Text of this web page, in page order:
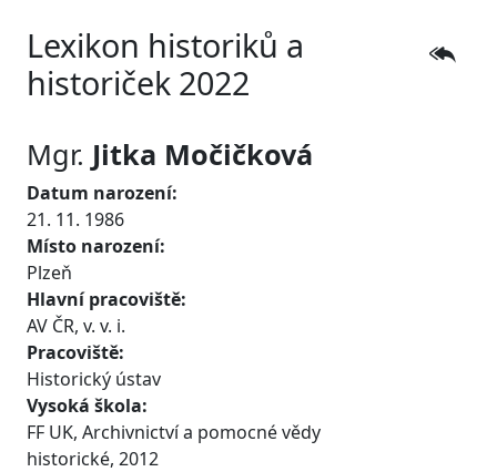
Lexikon historiků a
historiček 2022
Mgr. Jitka Močičková
Datum narození:
21. 11. 1986
Místo narození:
Plzeň
Hlavní pracoviště:
AV ČR, v. v. i.
Pracoviště:
Historický ústav
Vysoká škola:
FF UK, Archivnictví a pomocné vědy
historické, 2012